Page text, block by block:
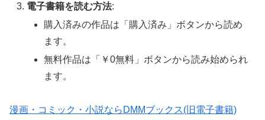
電子書籍を読む方法:
購入済みの作品は「購入済み」ボタンから読め
ます。
無料作品は「￥0無料」ボタンから読み始められ
ます。
漫画・コミック・小説ならDMMブックス(旧電子書籍)